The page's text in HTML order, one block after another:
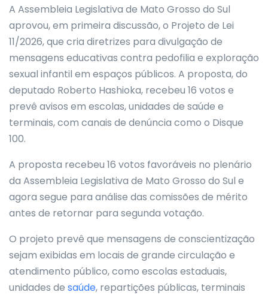
A Assembleia Legislativa de Mato Grosso do Sul
aprovou, em primeira discussão, o Projeto de Lei
11/2026, que cria diretrizes para divulgação de
mensagens educativas contra pedofilia e exploração
sexual infantil em espaços públicos. A proposta, do
deputado Roberto Hashioka, recebeu 16 votos e
prevê avisos em escolas, unidades de saúde e
terminais, com canais de denúncia como o Disque
100.
A proposta recebeu 16 votos favoráveis no plenário
da Assembleia Legislativa de Mato Grosso do Sul e
agora segue para análise das comissões de mérito
antes de retornar para segunda votação.
O projeto prevê que mensagens de conscientização
sejam exibidas em locais de grande circulação e
atendimento público, como escolas estaduais,
unidades de saúde, repartições públicas, terminais